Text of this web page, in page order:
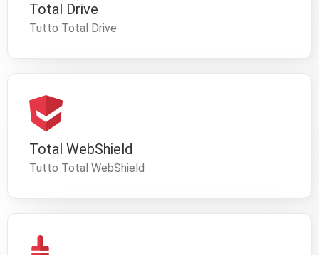
Total Drive
Tutto Total Drive
Total WebShield
Tutto Total WebShield